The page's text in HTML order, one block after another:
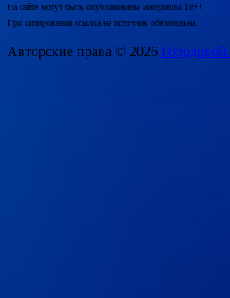
На сайте могут быть опубликованы материалы 18+!
При цитировании ссылка на источник обязательна.
Авторские права © 2026 Городовой.